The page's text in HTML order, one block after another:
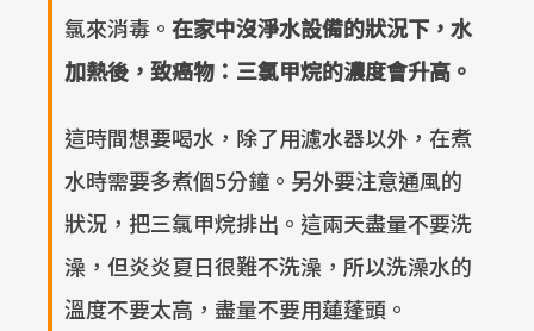
氯來消毒。 在家中沒淨水設備的狀況下，水
加熱後，致癌物：三氯甲烷的濃度會升高。
這時間想要喝水，除了用濾水器以外，在煮
水時需要多煮個5分鐘。另外要注意通風的
狀況，把三氯甲烷排出。這兩天盡量不要洗
澡，但炎炎夏日很難不洗澡，所以洗澡水的
溫度不要太高，盡量不要用蓮蓬頭。